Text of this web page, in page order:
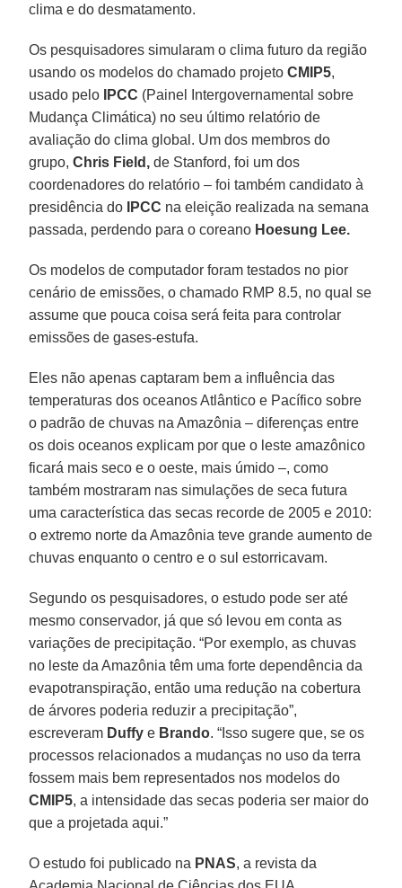
clima e do desmatamento.
Os pesquisadores simularam o clima futuro da região
usando os modelos do chamado projetoCMIP5,
usado pelo
IPCC (Painel Intergovernamental sobre
Mudança Climática) no seu último relatório de
avaliação do clima global. Um dos membros do
grupo,Chris Field, de Stanford, foi um dos
coordenadores do relatório – foi também candidato à
presidência do
IPCC na eleição realizada na semana
passada, perdendo para o coreano Hoesung Lee.
Os modelos de computador foram testados no pior
cenário de emissões, o chamado RMP 8.5, no qual se
assume que pouca coisa será feita para controlar
emissões de gases-estufa.
Eles não apenas captaram bem a influência das
temperaturas dos oceanos Atlântico e Pacífico sobre
o padrão de chuvas na Amazônia – diferenças entre
os dois oceanos explicam por que o leste amazônico
ficará mais seco e o oeste, mais úmido –, como
também mostraram nas simulações de seca futura
uma característica das secas recorde de 2005 e 2010:
o extremo norte da Amazônia teve grande aumento de
chuvas enquanto o centro e o sul estorricavam.
Segundo os pesquisadores, o estudo pode ser até
mesmo conservador, já que só levou em conta as
variações de precipitação. “Por exemplo, as chuvas
no leste da Amazônia têm uma forte dependência da
evapotranspiração, então uma redução na cobertura
de árvores poderia reduzir a precipitação”,
escreveram Duffy e Brando. “Isso sugere que, se os
processos relacionados a mudanças no uso da terra
fossem mais bem representados nos modelos do
CMIP5, a intensidade das secas poderia ser maior do
que a projetada aqui.”
O estudo foi publicado na PNAS, a revista da